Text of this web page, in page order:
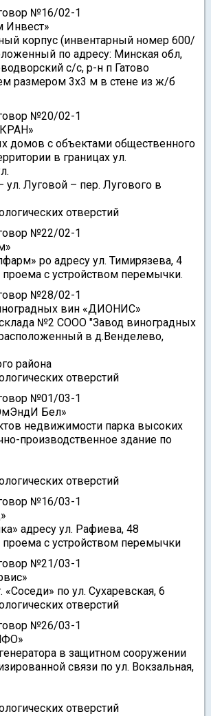
№16/02-1
Инвест»
корпус (инвентарный номер 600/
по адресу: Минская обл,
с/с, р-н п Гатово
размером 3х3 м в стене из ж/б
№20/02-1
домов с объектами общественного
в границах ул.
Луговой – пер. Лугового в
отверстий
№22/02-1
ро адресу ул. Тимирязева, 4
проема с устройством перемычки.
№28/02-1
вин «ДИОНИС»
№2 СООО "Завод виноградных
в д.Венделево,
района
отверстий
№01/03-1
Бел»
недвижимости парка высоких
производственное здание по
отверстий
№16/03-1
адресу ул. Рафиева, 48
проема с устройством перемычки
№21/03-1
по ул. Сухаревская, 6
отверстий
№26/03-1
в защитном сооружении
связи по ул. Вокзальная,
отверстий